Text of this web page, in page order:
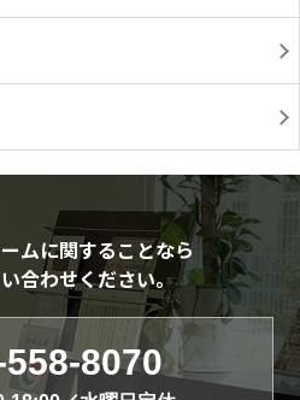
ムに関することなら
合わせください。
8070